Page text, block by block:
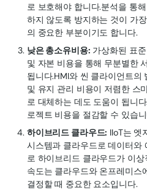
로 보호해야 합니다.분석을 통
하지 않도록 방지하는 것이 가
의 중요한 부분이기도 합니다.
낮은 총소유비용: 가상화된 표
및 자본 비용을 통해 무분별한
됩니다.HMI와 씬 클라이언트의
및 유지 관리 비용이 저렴한 스
로 대체하는 데도 도움이 됩니
로젝트 비용을 절감할 수 있습
하이브리드 클라우드: IIoT는 엣
시스템과 클라우드로 데이터와
로 하이브리드 클라우드가 이
속도는 클라우드와 온프레미스
결정할 때 중요한 요소입니다.